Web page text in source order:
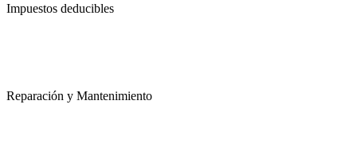
Impuestos deducibles
Reparación y Mantenimiento